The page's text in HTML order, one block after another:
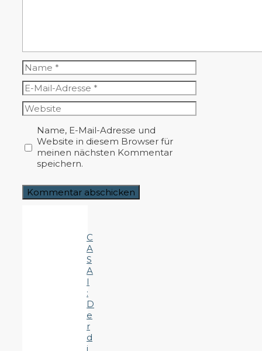
Name
E-
Mail-
Adresse
Website
Name, E-Mail-Adresse und
Website in diesem Browser für
meinen nächsten Kommentar
speichern.
C
A
S
A
I
:
D
e
r
d
i